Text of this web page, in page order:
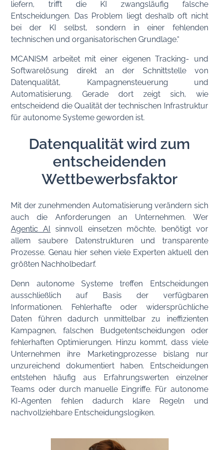
liefern, trifft die KI zwangsläufig falsche
Entscheidungen. Das Problem liegt deshalb oft nicht
bei der KI selbst, sondern in einer fehlenden
technischen und organisatorischen Grundlage.“
MCANISM arbeitet mit einer eigenen Tracking- und
Softwarelösung direkt an der Schnittstelle von
Datenqualität, Kampagnensteuerung und
Automatisierung. Gerade dort zeigt sich, wie
entscheidend die Qualität der technischen Infrastruktur
für autonome Systeme geworden ist.
Datenqualität wird zum
entscheidenden
Wettbewerbsfaktor
Mit der zunehmenden Automatisierung verändern sich
auch die Anforderungen an Unternehmen. Wer
Agentic AI
sinnvoll einsetzen möchte, benötigt vor
allem saubere Datenstrukturen und transparente
Prozesse. Genau hier sehen viele Experten aktuell den
größten Nachholbedarf.
Denn autonome Systeme treffen Entscheidungen
ausschließlich auf Basis der verfügbaren
Informationen. Fehlerhafte oder widersprüchliche
Daten führen dadurch unmittelbar zu ineffizienten
Kampagnen, falschen Budgetentscheidungen oder
fehlerhaften Optimierungen. Hinzu kommt, dass viele
Unternehmen ihre Marketingprozesse bislang nur
unzureichend dokumentiert haben. Entscheidungen
entstehen häufig aus Erfahrungswerten einzelner
Teams oder durch manuelle Eingriffe. Für autonome
KI-Agenten fehlen dadurch klare Regeln und
nachvollziehbare Entscheidungslogiken.